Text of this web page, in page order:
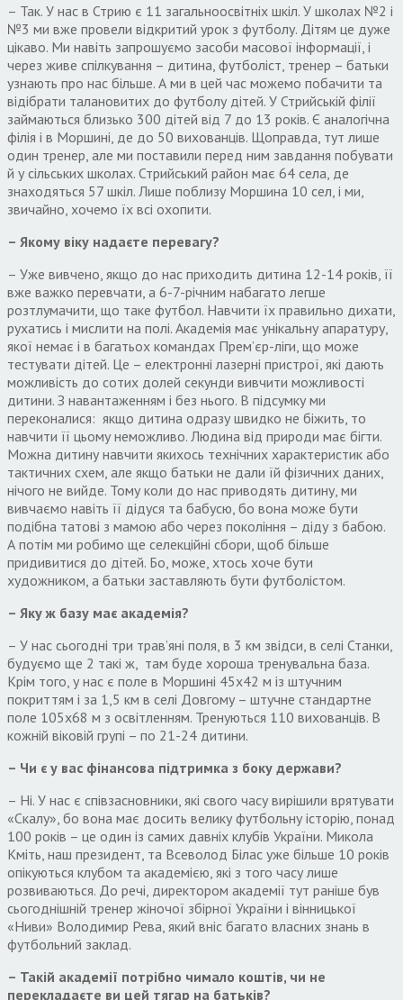
– Так. У нас в Стрию є 11 загальноосвітніх шкіл. У школах №2 і
№3 ми вже провели відкритий урок з футболу. Дітям це дуже
цікаво. Ми навіть запрошуємо засоби масової інформації, і
через живе спілкування – дитина, футболіст, тренер – батьки
узнають про нас більше. А ми в цей час можемо побачити та
відібрати талановитих до футболу дітей. У Стрийській філії
займаються близько 300 дітей від 7 до 13 років. Є аналогічна
філія і в Моршині, де до 50 вихованців. Щоправда, тут лише
один тренер, але ми поставили перед ним завдання побувати
й у сільських школах. Стрийський район має 64 села, де
знаходяться 57 шкіл. Лише поблизу Моршина 10 сел, і ми,
звичайно, хочемо їх всі охопити.
– Якому віку надаєте перевагу?
– Уже вивчено, якщо до нас приходить дитина 12-14 років, її
вже важко перевчати, а 6-7-річним набагато легше
розтлумачити, що таке футбол. Навчити їх правильно дихати,
рухатись і мислити на полі. Академія має унікальну апаратуру,
якої немає і в багатьох командах Прем’єр-ліги, що може
тестувати дітей. Це – електронні лазерні пристрої, які дають
можливість до сотих долей секунди вивчити можливості
дитини. З навантаженням і без нього. В підсумку ми
переконалися: якщо дитина одразу швидко не біжить, то
навчити її цьому неможливо. Людина від природи має бігти.
Можна дитину навчити якихось технічних характеристик або
тактичних схем, але якщо батьки не дали їй фізичних даних,
нічого не вийде. Тому коли до нас приводять дитину, ми
вивчаємо навіть її дідуся та бабусю, бо вона може бути
подібна татові з мамою або через покоління – діду з бабою.
А потім ми робимо ще селекційні сбори, щоб більше
придивитися до дітей. Бо, може, хтось хоче бути
художником, а батьки заставляють бути футболістом.
– Яку ж базу має академія?
– У нас сьогодні три трав’яні поля, в 3 км звідси, в селі Станки,
будуємо ще 2 такі ж, там буде хороша тренувальна база.
Крім того, у нас є поле в Моршині 45х42 м із штучним
покриттям і за 1,5 км в селі Довгому – штучне стандартне
поле 105х68 м з освітленням. Тренуються 110 вихованців. В
кожній віковій групі – по 21-24 дитини.
– Чи є у вас фінансова підтримка з боку держави?
– Ні. У нас є співзасновники, які свого часу вирішили врятувати
«Скалу», бо вона має досить велику футбольну історію, понад
100 років – це один із самих давніх клубів України. Микола
Кміть, наш президент, та Всеволод Білас уже більше 10 років
опікуються клубом та академією, які з того часу лише
розвиваються. До речі, директором академії тут раніше був
сьогоднішній тренер жіночої збірної України і вінницької
«Ниви» Володимир Рева, який вніс багато власних знань в
футбольний заклад.
– Такій академії потрібно чимало коштів, чи не
перекладаєте ви цей тягар на батьків?